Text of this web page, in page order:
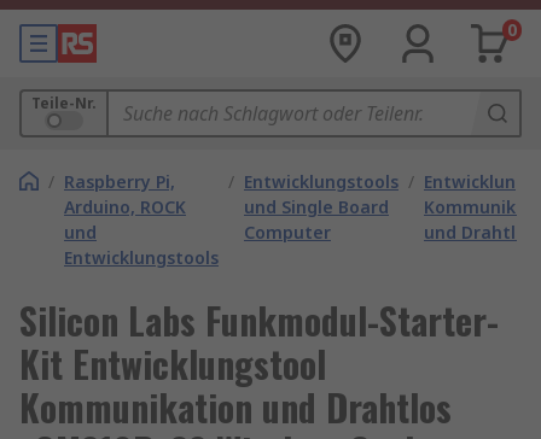
0
Teile-Nr.
/ Raspberry Pi,
Arduino, ROCK
und
Entwicklungstools
/ Entwicklungstools
und Single Board
Computer
/
und Drahtlos
Silicon Labs Funkmodul-Starter-
Kit Entwicklungstool
Kommunikation und Drahtlos